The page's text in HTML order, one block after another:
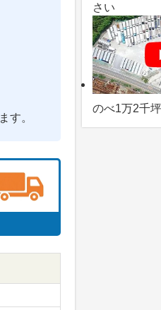
す。
さい
のべ1万2千